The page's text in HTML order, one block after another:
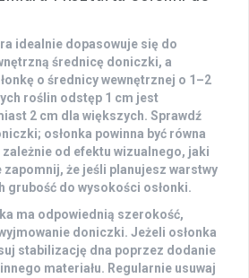
idealnie dopasowuje się do
średnicę doniczki, a
o średnicy wewnętrznej o 1–2
roślin odstęp 1 cm jest
2 cm dla większych. Sprawdź
osłonka powinna być równa
zależnie od efektu wizualnego, jaki
zapomnij, że jeśli planujesz warstwy
grubość do wysokości osłonki.
ma odpowiednią szerokość,
doniczki. Jeżeli osłonka
stabilizację dna poprzez dodanie
materiału. Regularnie usuwaj